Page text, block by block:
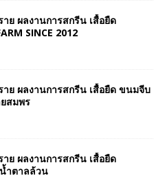
าย ผลงานการสกรีน เสื้อยืด
SINCE 2012
าย ผลงานการสกรีน เสื้อยืด ขนมจีบ
สมพร
าย ผลงานการสกรีน เสื้อยืด
น้ำตาลล้วน